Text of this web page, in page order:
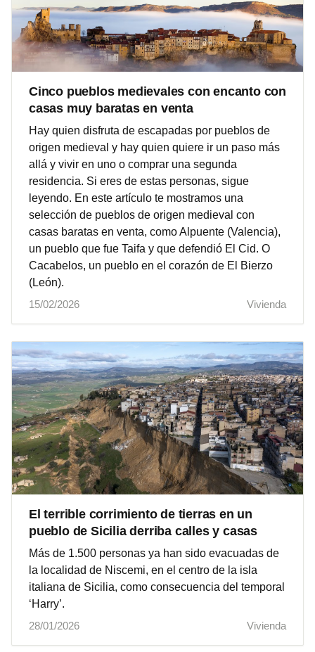
Cinco pueblos medievales con encanto con
casas muy baratas en venta
Hay quien disfruta de escapadas por pueblos de
origen medieval y hay quien quiere ir un paso más
allá y vivir en uno o comprar una segunda
residencia. Si eres de estas personas, sigue
leyendo. En este artículo te mostramos una
selección de pueblos de origen medieval con
casas baratas en venta, como Alpuente (Valencia),
un pueblo que fue Taifa y que defendió El Cid. O
Cacabelos, un pueblo en el corazón de El Bierzo
(León).
15/02/2026
Vivienda
El terrible corrimiento de tierras en un
pueblo de Sicilia derriba calles y casas
Más de 1.500 personas ya han sido evacuadas de
la localidad de Niscemi, en el centro de la isla
italiana de Sicilia, como consecuencia del temporal
‘Harry’.
28/01/2026
Vivienda